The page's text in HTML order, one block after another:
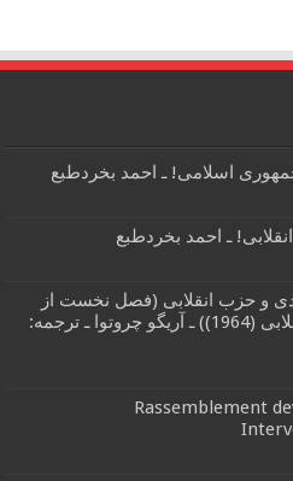
اسلامی! ـ احمد بخردطبع
ـ احمد بخردطبع
و حزب انقلابی (فصل نخست از
کتاب مبارزات طبقاتی و حزب انقلابی (1964)) ـ آریگو چروتوا ـ ترجمه:
Rassemblement